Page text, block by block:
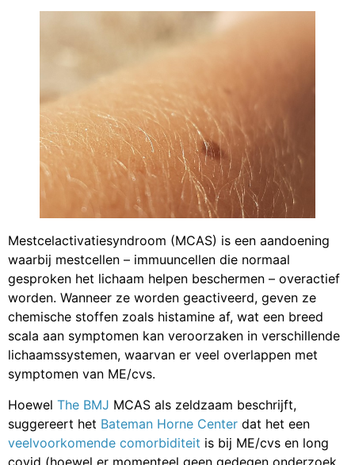
Mestcelactivatiesyndroom (MCAS) is een aandoening
waarbij mestcellen – immuuncellen die normaal
gesproken het lichaam helpen beschermen – overactief
worden. Wanneer ze worden geactiveerd, geven ze
chemische stoffen zoals histamine af, wat een breed
scala aan symptomen kan veroorzaken in verschillende
lichaamssystemen, waarvan er veel overlappen met
symptomen van ME/cvs.
Hoewel The BMJ MCAS als zeldzaam beschrijft,
suggereert het Bateman Horne Center dat het een
veelvoorkomende comorbiditeit is bij ME/cvs en long
covid (hoewel er momenteel geen gedegen onderzoek